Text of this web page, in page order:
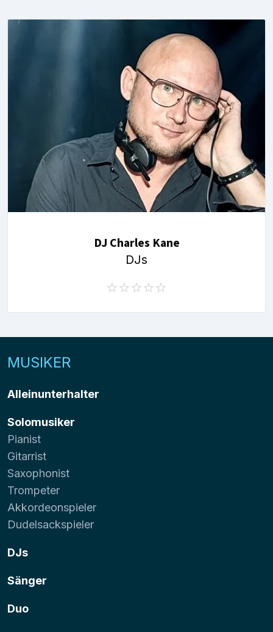
DJ Charles Kane
DJs
MUSIKER
Alleinunterhalter
Solomusiker
Pianist
Gitarrist
Saxophonist
Trompeter
Akkordeonspieler
Dudelsackspieler
DJs
Sänger
Duo